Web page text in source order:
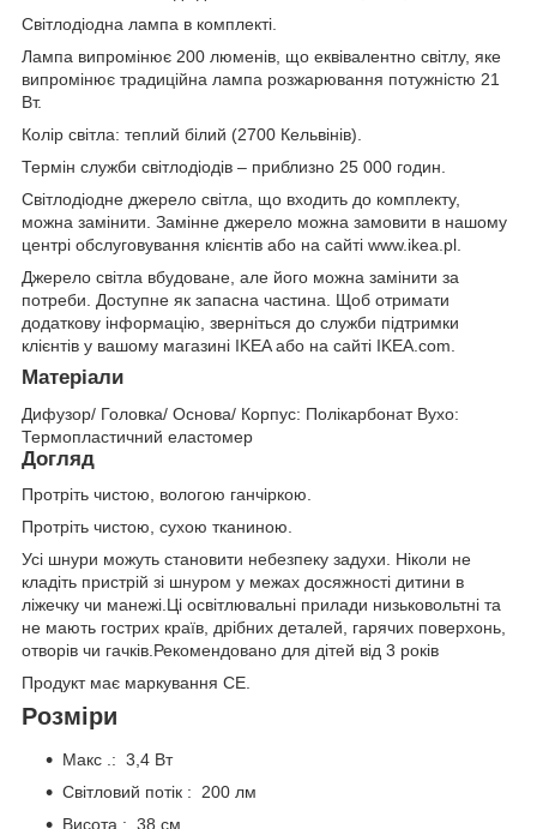
Світлодіодна лампа в комплекті.
Лампа випромінює 200 люменів, що еквівалентно світлу, яке
випромінює традиційна лампа розжарювання потужністю 21
Вт.
Колір світла: теплий білий (2700 Кельвінів).
Термін служби світлодіодів – приблизно 25 000 годин.
Світлодіодне джерело світла, що входить до комплекту,
можна замінити. Замінне джерело можна замовити в нашому
центрі обслуговування клієнтів або на сайті www.ikea.pl.
Джерело світла вбудоване, але його можна замінити за
потреби. Доступне як запасна частина. Щоб отримати
додаткову інформацію, зверніться до служби підтримки
клієнтів у вашому магазині IKEA або на сайті IKEA.com.
Матеріали
Дифузор/ Головка/ Основа/ Корпус: Полікарбонат Вухо:
Термопластичний еластомер
Догляд
Протріть чистою, вологою ганчіркою.
Протріть чистою, сухою тканиною.
Усі шнури можуть становити небезпеку задухи. Ніколи не
кладіть пристрій зі шнуром у межах досяжності дитини в
ліжечку чи манежі.Ці освітлювальні прилади низьковольтні та
не мають гострих країв, дрібних деталей, гарячих поверхонь,
отворів чи гачків.Рекомендовано для дітей від 3 років
Продукт має маркування CE.
Розміри
Макс .: 3,4 Вт
Світловий потік : 200 лм
Висота : 38 см